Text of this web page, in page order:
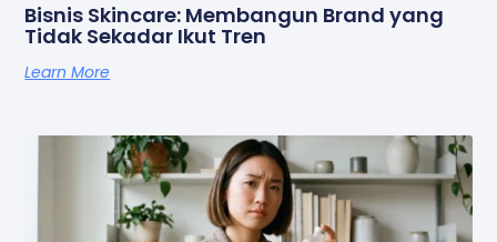
Bisnis Skincare: Membangun Brand yang
Tidak Sekadar Ikut Tren
Learn More